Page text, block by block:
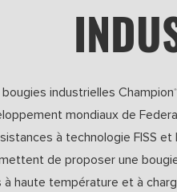
industrielles Champion®
mondiaux de
à technologie FISS
de proposer une
à haute température et à